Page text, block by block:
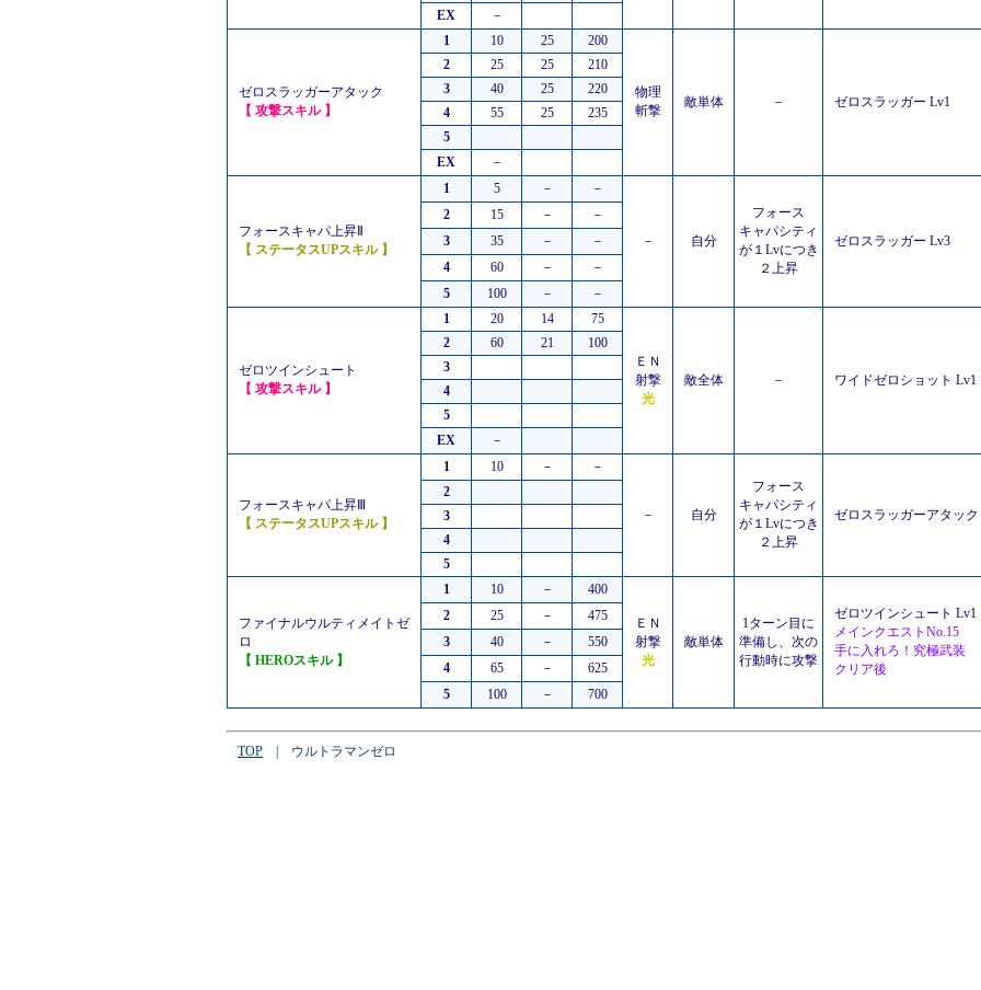
EX
－
ゼロスラッガーアタック
【 攻撃スキル 】
1 10 25 200
物理
斬撃
敵単体 － ゼロスラッガー Lv1
2 25 25
210
3
40 25
220
4
55 25
235
5
EX
－
フォースキャパ上昇Ⅱ
【 ステータスUPスキル 】
1 5 － －
－ 自分
フォース
キャパシティ
が１Lvにつき
２上昇
ゼロスラッガー Lv3
2 15 －
－
3
35 －
－
4
60 －
－
5
100 － －
ゼロツインシュート
【 攻撃スキル 】
1 20 14 75
ＥＮ
射撃
光
敵全体 － ワイドゼロショット Lv1
2 60 21
100
3
4
5
EX
－
フォースキャパ上昇Ⅲ
【 ステータスUPスキル 】
1 10 － －
－ 自分
フォース
キャパシティ
が１Lvにつき
２上昇
ゼロスラッガーアタック
2
3
4
5
ファイナルウルティメイトゼ
ロ
【 HEROスキル 】
1 10 － 400
ＥＮ
射撃
光
敵単体
1ターン目に
準備し、次の
行動時に攻撃
ゼロツインシュート Lv1
メインクエストNo.15
手に入れろ！究極武装
クリア後
2 25 －
475
3
40 －
550
4
65 －
625
5
100 － 700
TOP | ウルトラマンゼロ